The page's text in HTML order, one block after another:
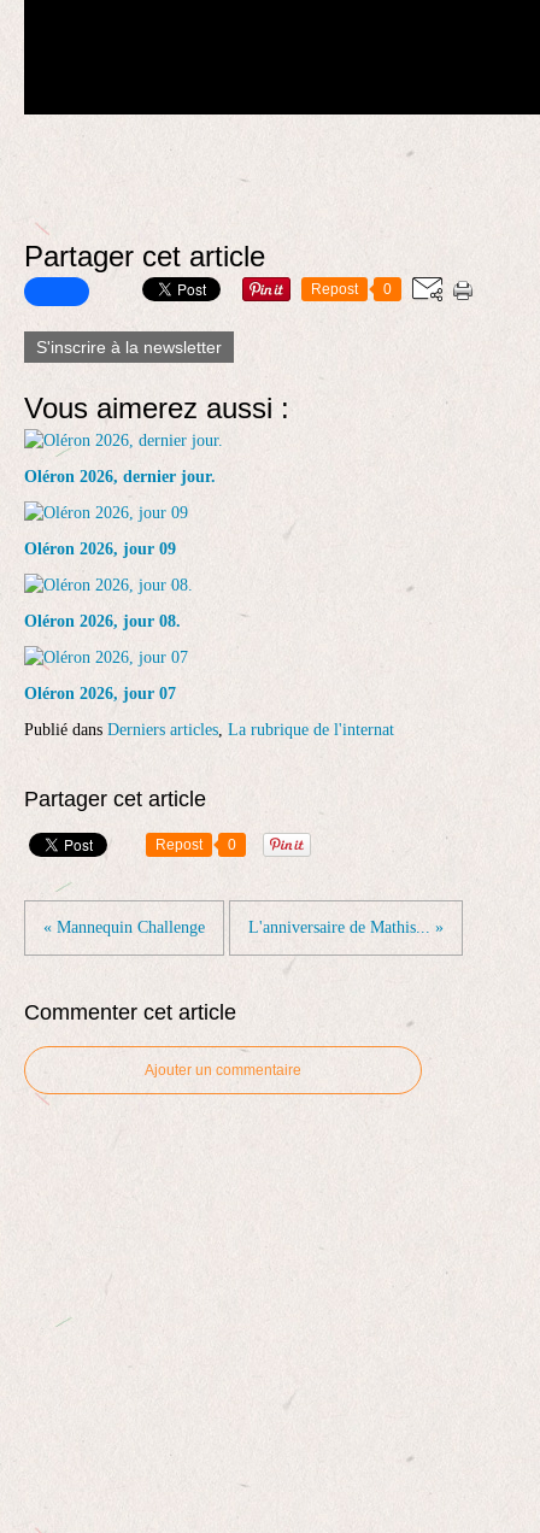
Partager cet article
Repost 0
S'inscrire à la newsletter
Vous aimerez aussi :
Oléron 2026, dernier jour.
Oléron 2026, jour 09
Oléron 2026, jour 08.
Oléron 2026, jour 07
Publié dans Derniers articles, La rubrique de l'internat
Partager cet article
Repost 0
« Mannequin Challenge L'anniversaire de Mathis... »
Commenter cet article
Ajouter un commentaire